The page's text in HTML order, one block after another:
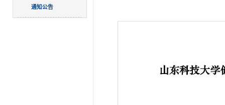
通知公告